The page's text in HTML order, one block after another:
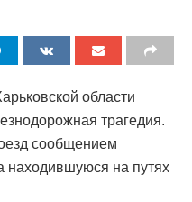
области
трагедия.
сообщением
находившуюся на путях